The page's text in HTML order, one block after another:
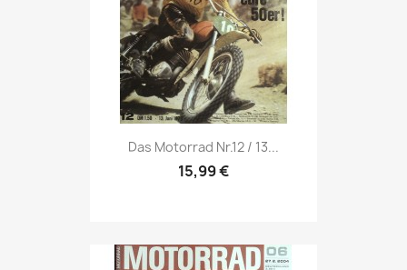
Vorschau
Das Motorrad Nr.12 / 13...
15,99 €